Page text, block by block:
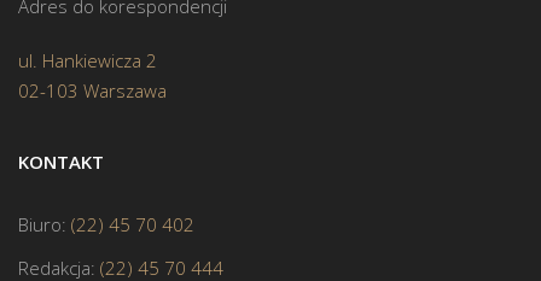
Adres do korespondencji
ul. Hankiewicza 2
02-103 Warszawa
KONTAKT
Biuro: (22) 45 70 402
Redakcja: (22) 45 70 444